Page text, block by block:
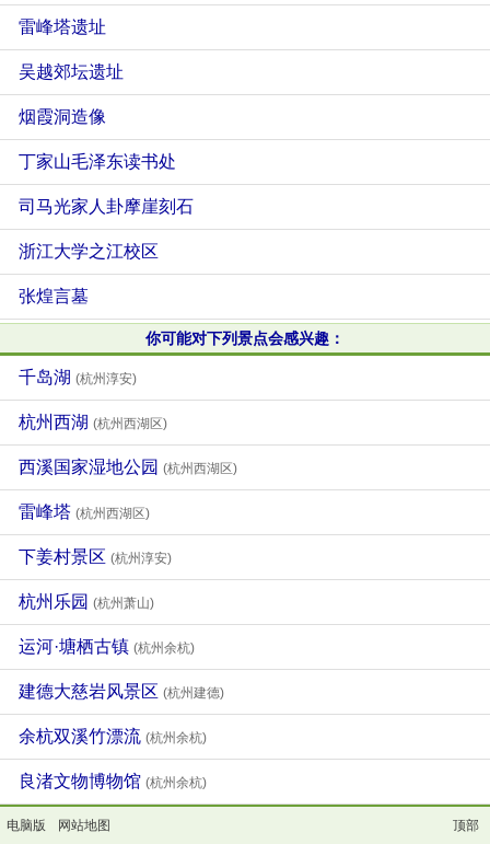
雷峰塔遗址
吴越郊坛遗址
烟霞洞造像
丁家山毛泽东读书处
司马光家人卦摩崖刻石
浙江大学之江校区
张煌言墓
你可能对下列景点会感兴趣：
千岛湖 (杭州淳安)
杭州西湖 (杭州西湖区)
西溪国家湿地公园 (杭州西湖区)
雷峰塔 (杭州西湖区)
下姜村景区 (杭州淳安)
杭州乐园 (杭州萧山)
运河·塘栖古镇 (杭州余杭)
建德大慈岩风景区 (杭州建德)
余杭双溪竹漂流 (杭州余杭)
良渚文物博物馆 (杭州余杭)
电脑版 网站地图 顶部